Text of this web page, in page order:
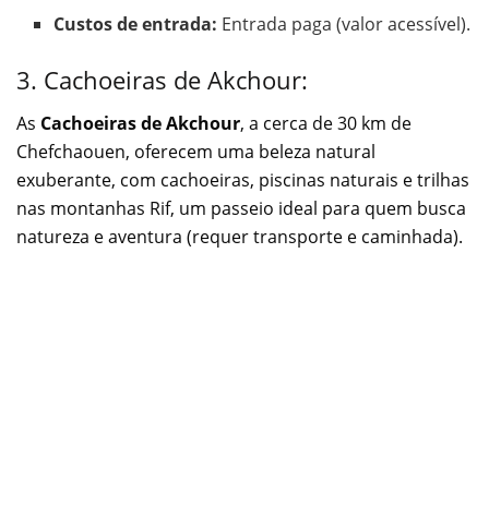
Custos de entrada: Entrada paga (valor acessível).
3. Cachoeiras de Akchour:
As Cachoeiras de Akchour, a cerca de 30 km de
Chefchaouen, oferecem uma beleza natural
exuberante, com cachoeiras, piscinas naturais e trilhas
nas montanhas Rif, um passeio ideal para quem busca
natureza e aventura (requer transporte e caminhada).